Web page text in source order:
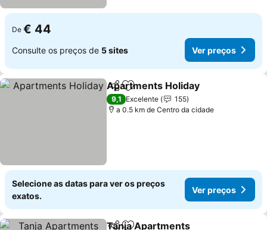
De € 44
Consulte os preços de 5 sites Ver preços
PartilharAdicionar aos favoritos
Apartments Holiday
9,1 Excelente
155
a 0.5 km de Centro da cidade
Selecione as datas para ver os preços
exatos.
Ver preços
Tanja Apartments